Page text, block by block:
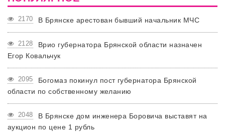
2170 В Брянске арестован бывший начальник МЧС
2128
Врио губернатора Брянской области назначен
Егор Ковальчук
2095
Богомаз покинул пост губернатора Брянской
области по собственному желанию
2048
В Брянске дом инженера Боровича выставят на
аукцион по цене 1 рубль